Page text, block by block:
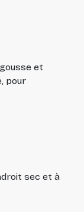
et
pour
sec et à